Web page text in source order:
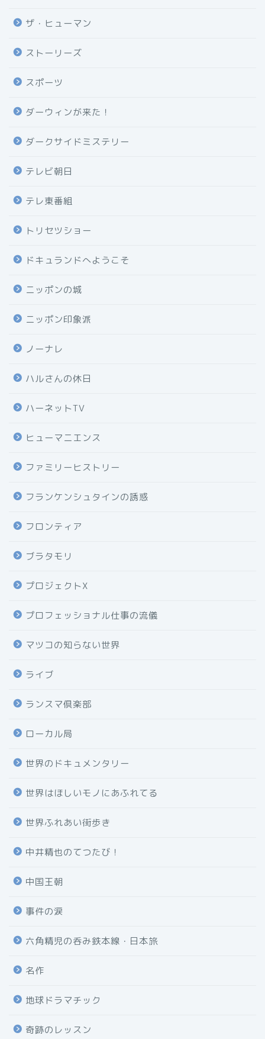
ザ・ヒューマン
ストーリーズ
スポーツ
ダーウィンが来た！
ダークサイドミステリー
テレビ朝日
テレ東番組
トリセツショー
ドキュランドへようこそ
ニッポンの城
ニッポン印象派
ノーナレ
ハルさんの休日
ハーネットTV
ヒューマニエンス
ファミリーヒストリー
フランケンシュタインの誘惑
フロンティア
ブラタモリ
プロジェクトX
プロフェッショナル仕事の流儀
マツコの知らない世界
ライブ
ランスマ倶楽部
ローカル局
世界のドキュメンタリー
世界はほしいモノにあふれてる
世界ふれあい街歩き
中井精也のてつたび！
中国王朝
事件の涙
六角精児の呑み鉄本線・日本旅
名作
地球ドラマチック
奇跡のレッスン